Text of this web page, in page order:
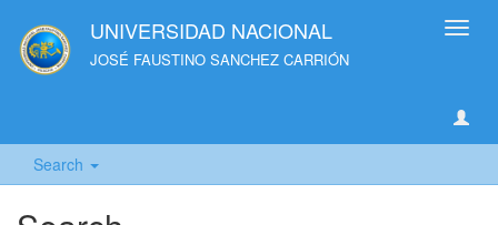
UNIVERSIDAD NACIONAL
JOSÉ FAUSTINO SANCHEZ CARRIÓN
Search